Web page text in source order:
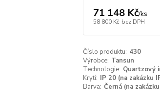
71 148 Kč/ks
58 800 Kč bez DPH
Číslo produktu: 430
Výrobce: Tansun
Technologie: Quartzový
Krytí: IP 20 (na zakázku
Barva: Černá (na